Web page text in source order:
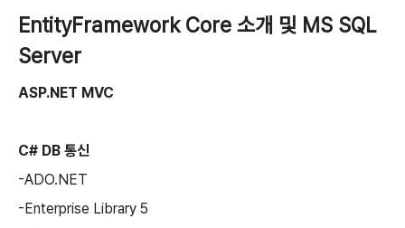
EntityFramework Core 소개 및 MS SQL
Server
ASP.NET MVC
C# DB 통신
-ADO.NET
-Enterprise Library 5